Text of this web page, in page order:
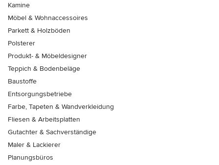
Kamine
Möbel & Wohnaccessoires
Parkett & Holzböden
Polsterer
Produkt- & Möbeldesigner
Teppich & Bodenbeläge
Baustoffe
Entsorgungsbetriebe
Farbe, Tapeten & Wandverkleidung
Fliesen & Arbeitsplatten
Gutachter & Sachverständige
Maler & Lackierer
Planungsbüros